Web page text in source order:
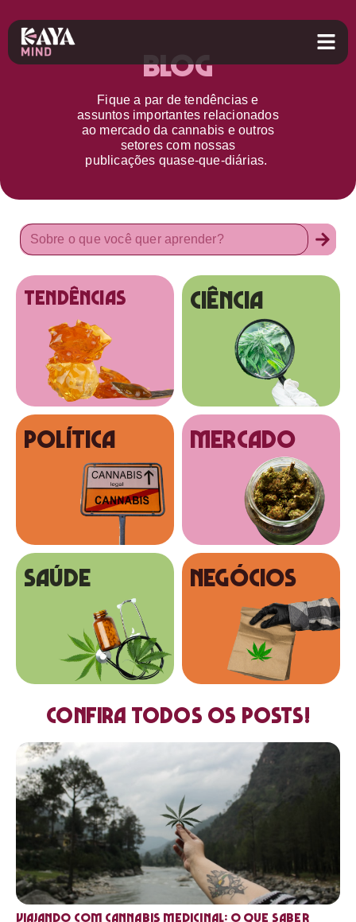
Blog
Fique a par detendências e
assuntos importantes relacionados
ao mercado da cannabis e outros
setorescom nossas
publicações quase-que-diárias.
tendências Ciência
Política MERCADO
SAÚDE NEGÓCIOS
Confira todos os posts!
Viajando com cannabis medicinal: o que saber